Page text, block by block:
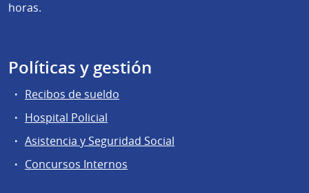
horas.
Políticas y gestión
Recibos de sueldo
Hospital Policial
Asistencia y Seguridad Social
Concursos Internos